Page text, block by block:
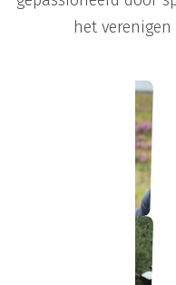
het